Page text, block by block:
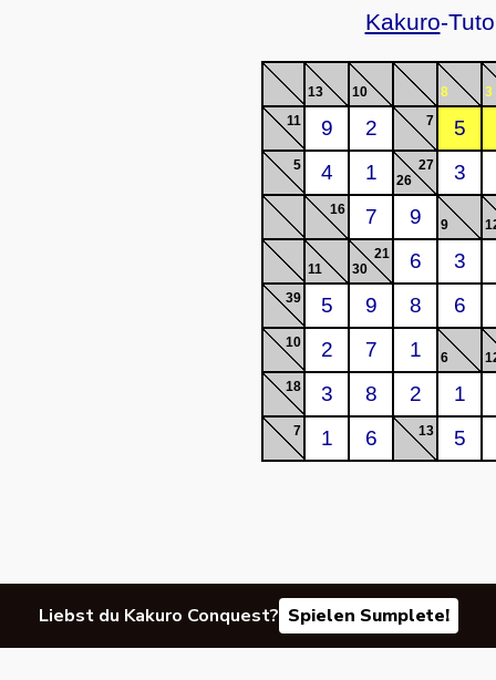
Kakuro-
13 10 8
3
11
7
5
27
26
16
9
11
21
30
39
10
6
18
7 13
Liebst du Kakuro Conquest? Spielen Sumplete!